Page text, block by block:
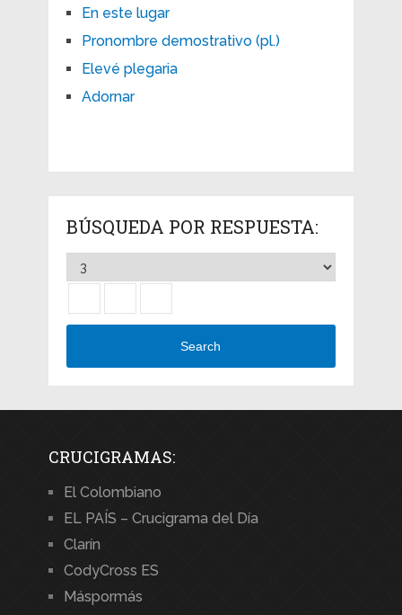
En este lugar
Pronombre demostrativo (pl.)
Elevé plegaria
Adornar
BÚSQUEDA POR RESPUESTA:
Search
CRUCIGRAMAS:
El Colombiano
EL PAÍS – Crucigrama del Día
Clarín
CodyCross ES
Máspormás